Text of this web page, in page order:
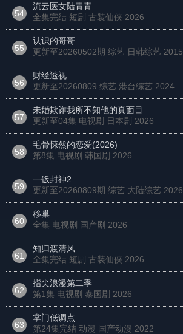
54
流云医女陆青青
全集完结 短剧 古装仙侠 2026
55
认识的哥哥
更新至20260502期 综艺 日韩综艺 2015
56
财经透视
更新至20260809 综艺 港台综艺 2024
57
未婚欺诈我所不知他的真面目
更新至04集 电视剧 日本剧 2026
58
毛骨悚然的恋爱(2026)
第8集 电视剧 韩国剧 2026
59
一饭封神2
更新至20260809期 综艺 大陆综艺 2026
60
移巢
全集 电视剧 国产剧 2026
61
知归渡清风
全集完结 短剧 古装仙侠 2026
62
指尖浪漫第二季
第1集 电视剧 泰国剧 2026
63
掌门低调点
第24集完结 动漫 国产动漫 2022